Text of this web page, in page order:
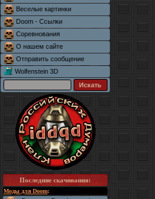
Веселые картинки
Doom - Ссылки
Соревнования
О нашем сайте
Отправить сообщение
Wolfenstein 3D
Последние скачивания:
Моды для Doom: